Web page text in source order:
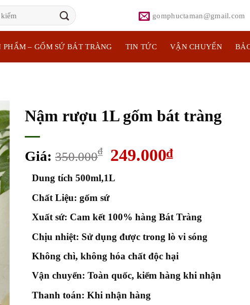
gomphuctaman@gmail.com
PHẨM – GỐM SỨ BÁT TRÀNG TIN TỨC VẬN CHUYỂN
Nậm rượu 1L gốm bát tràng
Giá: 350.000₫
Giá
là:
350.000₫.
249.000₫Giá
249.000₫.
Dung tích 500ml,1L
Chất Liệu: gốm sứ
Xuất sứ: Cam kết 100% hàng Bát Tràng
Chịu nhiệt: Sử dụng được trong lò vi sóng
Không chì, không hóa chất độc hại
Vận chuyển: Toàn quốc, kiểm hàng khi nhận
Thanh toán: Khi nhận hàng